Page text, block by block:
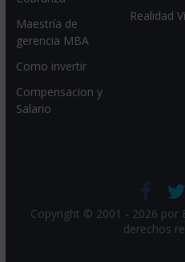
Maestría de
gerencia MBA
Como invertir
Compensacion y
Salario
Realidad
Copyright © 2001 - 2026 por
derechos